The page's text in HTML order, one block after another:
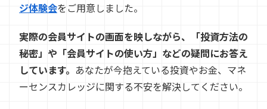
ジ体験会をご用意しました。
実際の会員サイトの画面を映しながら、「投資方法の
秘密」や「会員サイトの使い方」などの疑問にお答え
しています。 あなたが今抱えている投資やお金、マネ
ーセンスカレッジに関する不安を解決してください。